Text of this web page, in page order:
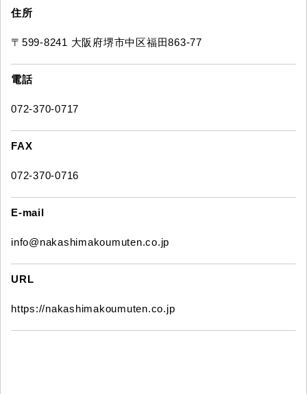
住所
〒599-8241 大阪府堺市中区福田863-77
電話
072-370-0717
FAX
072-370-0716
E-mail
info@nakashimakoumuten.co.jp
URL
https://nakashimakoumuten.co.jp